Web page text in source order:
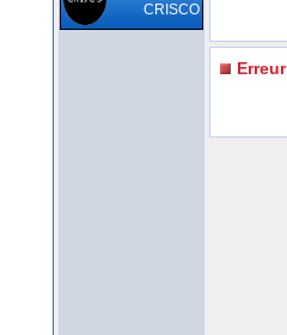
CRISCO
Erreur